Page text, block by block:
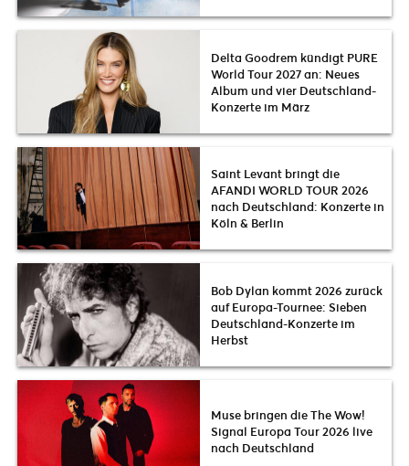
Delta Goodrem kündigt PURE
World Tour 2027 an: Neues
Album und vier Deutschland-
Konzerte im März
Saint Levant bringt die
AFANDI WORLD TOUR 2026
nach Deutschland: Konzerte in
Köln & Berlin
Bob Dylan kommt 2026 zurück
auf Europa-Tournee: Sieben
Deutschland-Konzerte im
Herbst
Muse bringen die The Wow!
Signal Europa Tour 2026 live
nach Deutschland